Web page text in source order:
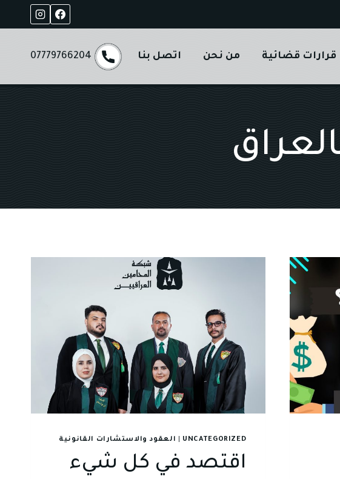
قرارات قضائية من نحن اتصل بنا 07779766204
UNCATEGORIZED العقود والاستشارات القانونية
اقتصد في كل شيء